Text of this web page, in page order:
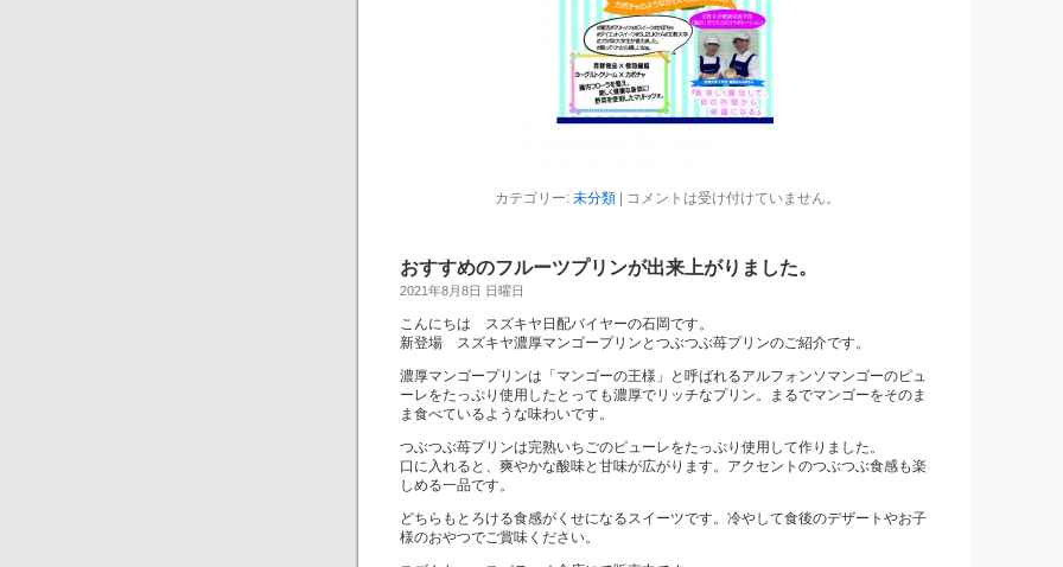
カテゴリー: 未分類| コメントは受け付けていません。
おすすめのフルーツプリンが出来上がりました。
2021年8月8日 日曜日
こんにちは スズキヤ日配バイヤーの石岡です。
新登場 スズキヤ濃厚マンゴープリンとつぶつぶ苺プリンのご紹介です。
濃厚マンゴープリンは「マンゴーの王様」と呼ばれるアルフォンソマンゴーのピュ
ーレをたっぷり使用したとっても濃厚でリッチなプリン。まるでマンゴーをそのま
ま食べているような味わいです。
つぶつぶ苺プリンは完熟いちごのピューレをたっぷり使用して作りました。
口に入れると、爽やかな酸味と甘味が広がります。アクセントのつぶつぶ食感も楽
しめる一品です。
どちらもとろける食感がくせになるスイーツです。冷やして食後のデザートやお子
様のおやつでご賞味ください。